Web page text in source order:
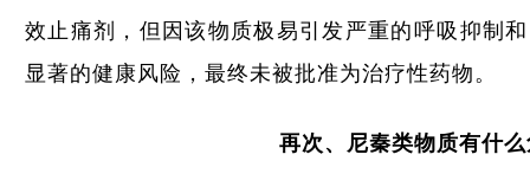
效止痛剂，但因该物质极易引发严重的呼吸抑制
显著的健康风险，最终未被批准为治疗性药物。
再次、尼秦类物质有什